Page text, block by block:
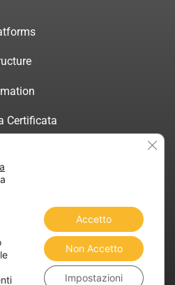
Certificata
Accetto
Non Accetto
Impostazioni